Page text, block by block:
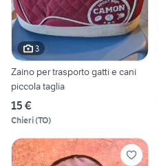
3
Zaino per trasporto gatti e cani
piccola taglia
15 €
Chieri(TO)